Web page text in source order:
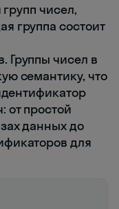
групп чисел,
группа состоит
Группы чисел в
семантику, что
от простой
данных до
для